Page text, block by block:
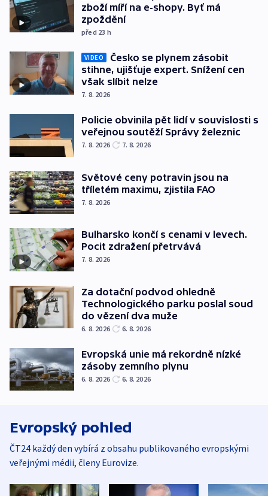
zboží míří na e-shopy. Byť má
zpoždění
před 23 h
VIDEO
Česko se plynem zásobit
stihne, ujišťuje expert. Snížení cen
však slíbit nelze
7. 8. 2026
Policie obvinila pět lidí v souvislosti s
veřejnou soutěží Správy železnic
7. 8. 2026 7. 8. 2026
Světové ceny potravin jsou na
tříletém maximu, zjistila FAO
7. 8. 2026
Bulharsko končí s cenami v levech.
Pocit zdražení přetrvává
7. 8. 2026
Za dotační podvod ohledně
Technologického parku poslal soud
do vězení dva muže
6. 8. 2026 6. 8. 2026
Evropská unie má rekordně nízké
zásoby zemního plynu
6. 8. 2026 6. 8. 2026
Evropský pohled
ČT24 každý den vybírá z obsahu publikovaného evropskými
veřejnými médii, členy Eurovize.